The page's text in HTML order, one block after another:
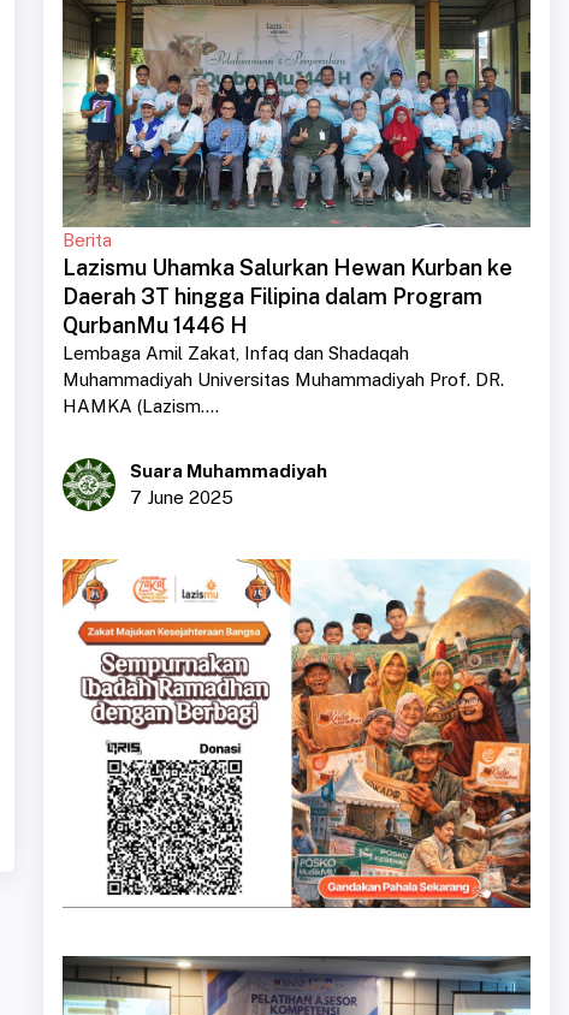
Berita
Lazismu Uhamka Salurkan Hewan Kurban ke
Daerah 3T hingga Filipina dalam Program
QurbanMu 1446 H
Lembaga Amil Zakat, Infaq dan Shadaqah
Muhammadiyah Universitas Muhammadiyah Prof. DR.
HAMKA (Lazism....
Suara Muhammadiyah
7 June 2025